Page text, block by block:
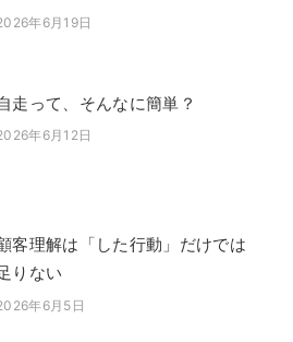
稿日
年6月19日
走って、そんなに簡単？
稿日
年6月12日
客理解は「した行動」だけでは
りない
稿日
年6月5日